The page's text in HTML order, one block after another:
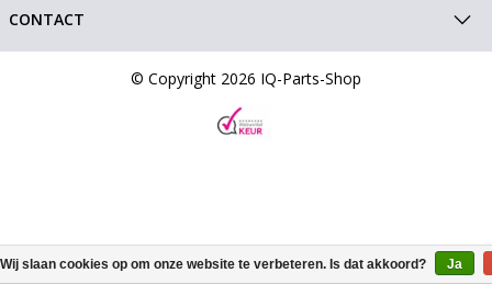
CONTACT
© Copyright 2026 IQ-Parts-Shop
Wij slaan cookies op om onze website te verbeteren. Is dat akkoord? Ja